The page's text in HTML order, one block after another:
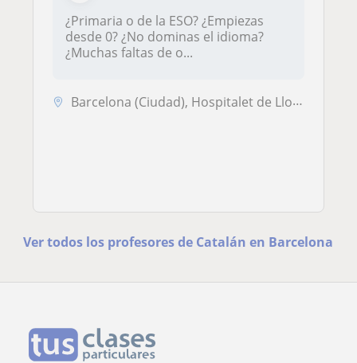
¿Primaria o de la ESO? ¿Empiezas
desde 0? ¿No dominas el idioma?
¿Muchas faltas de o...
Barcelona (Ciudad), Hospitalet de Llobregat
Ver todos los profesores de Catalán en Barcelona